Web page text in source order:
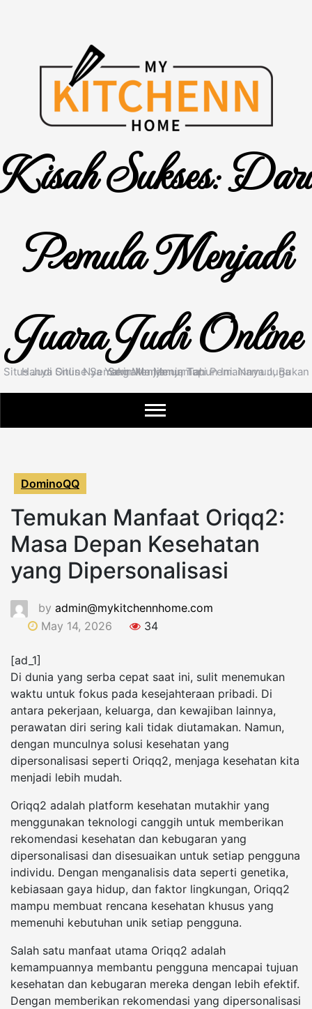
Kisah Sukses: Dari
Pemula Menjadi
Juara Judi Online
Situs Judi Online Semakin Menjamur Tahun Ini. Namun, Bukan Hanya Situs Nya Yang Menjamur, Tapi Pemainnya Juga Semakin Menjamur.
DominoQQ
Temukan Manfaat Oriqq2:
Masa Depan Kesehatan
yang Dipersonalisasi
by admin@mykitchennhome.com
May 14, 2026
34
[ad_1]
Di dunia yang serba cepat saat ini, sulit menemukan
waktu untuk fokus pada kesejahteraan pribadi. Di
antara pekerjaan, keluarga, dan kewajiban lainnya,
perawatan diri sering kali tidak diutamakan. Namun,
dengan munculnya solusi kesehatan yang
dipersonalisasi seperti Oriqq2, menjaga kesehatan kita
menjadi lebih mudah.
Oriqq2 adalah platform kesehatan mutakhir yang
menggunakan teknologi canggih untuk memberikan
rekomendasi kesehatan dan kebugaran yang
dipersonalisasi dan disesuaikan untuk setiap pengguna
individu. Dengan menganalisis data seperti genetika,
kebiasaan gaya hidup, dan faktor lingkungan, Oriqq2
mampu membuat rencana kesehatan khusus yang
memenuhi kebutuhan unik setiap pengguna.
Salah satu manfaat utama Oriqq2 adalah
kemampuannya membantu pengguna mencapai tujuan
kesehatan dan kebugaran mereka dengan lebih efektif.
Dengan memberikan rekomendasi yang dipersonalisasi